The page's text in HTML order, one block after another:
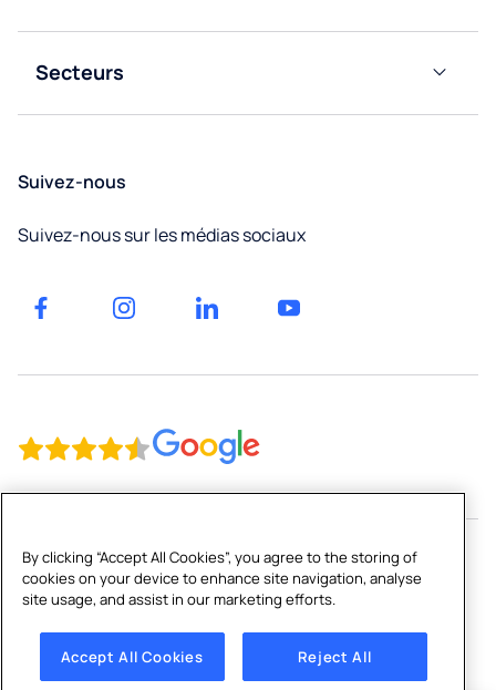
bonbonne
contacter
Obtenir
devis
Valais
Vaud
Genève
Secteurs
Bureaux
Facilities
Gyms
Suivez-nous
Suivez-nous sur les médias sociaux
Copyright © 2026 Culligan CH Limited
By clicking “Accept All Cookies”, you agree to the storing of
cookies on your device to enhance site navigation, analyse
site usage, and assist in our marketing efforts.
Accept All Cookies Reject All